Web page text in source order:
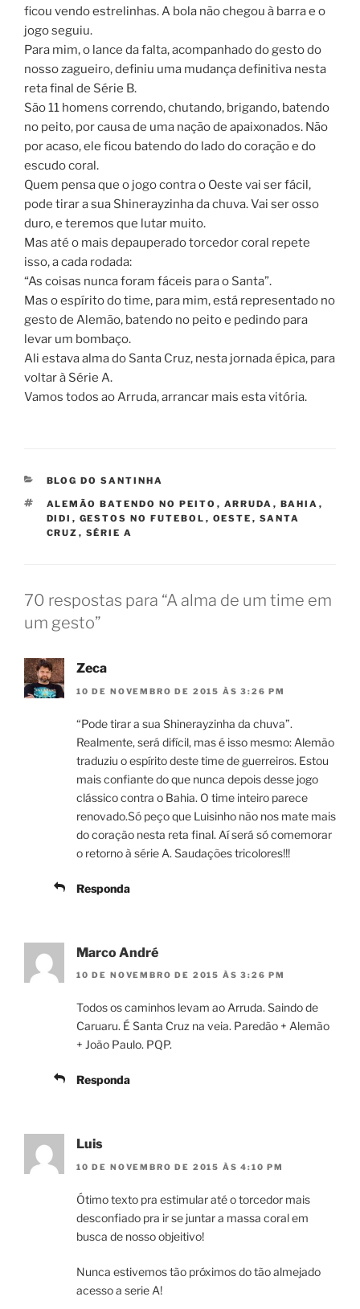
ficou vendo estrelinhas. A bola não chegou à barra e o
jogo seguiu.
Para mim, o lance da falta, acompanhado do gesto do
nosso zagueiro, definiu uma mudança definitiva nesta
reta final de Série B.
São 11 homens correndo, chutando, brigando, batendo
no peito, por causa de uma nação de apaixonados. Não
por acaso, ele ficou batendo do lado do coração e do
escudo coral.
Quem pensa que o jogo contra o Oeste vai ser fácil,
pode tirar a sua Shinerayzinha da chuva. Vai ser osso
duro, e teremos que lutar muito.
Mas até o mais depauperado torcedor coral repete
isso, a cada rodada:
“As coisas nunca foram fáceis para o Santa”.
Mas o espírito do time, para mim, está representado no
gesto de Alemão, batendo no peito e pedindo para
levar um bombaço.
Ali estava alma do Santa Cruz, nesta jornada épica, para
voltar à Série A.
Vamos todos ao Arruda, arrancar mais esta vitória.
CATEGORIAS
BLOG DO SANTINHA
TAGS
ALEMÃO BATENDO NO PEITO , ARRUDA , BAHIA ,
DIDI , GESTOS NO FUTEBOL , OESTE , SANTA
CRUZ , SÉRIE A
70 respostas para “A alma de um time em
um gesto”
Zeca
10 DE NOVEMBRO DE 2015 ÀS 3:26 PM
“Pode tirar a sua Shinerayzinha da chuva”.
Realmente, será difícil, mas é isso mesmo: Alemão
traduziu o espírito deste time de guerreiros. Estou
mais confiante do que nunca depois desse jogo
clássico contra o Bahia. O time inteiro parece
renovado.Só peço que Luisinho não nos mate mais
do coração nesta reta final. Aí será só comemorar
o retorno à série A. Saudações tricolores!!!
Responda
Marco André
10 DE NOVEMBRO DE 2015 ÀS 3:26 PM
Todos os caminhos levam ao Arruda. Saindo de
Caruaru. É Santa Cruz na veia. Paredão + Alemão
+ João Paulo. PQP.
Responda
Luis
10 DE NOVEMBRO DE 2015 ÀS 4:10 PM
Ótimo texto pra estimular até o torcedor mais
desconfiado pra ir se juntar a massa coral em
busca de nosso objeitivo!
Nunca estivemos tão próximos do tão almejado
acesso a serie A!